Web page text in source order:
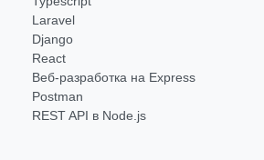
Laravel
Django
React
Веб-разработка на Express
Postman
REST API в Node.js